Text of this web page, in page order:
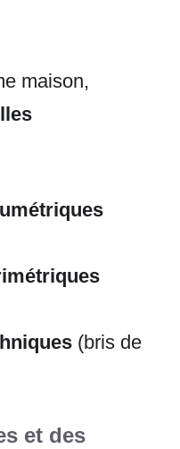
maison,
(bris de
et des